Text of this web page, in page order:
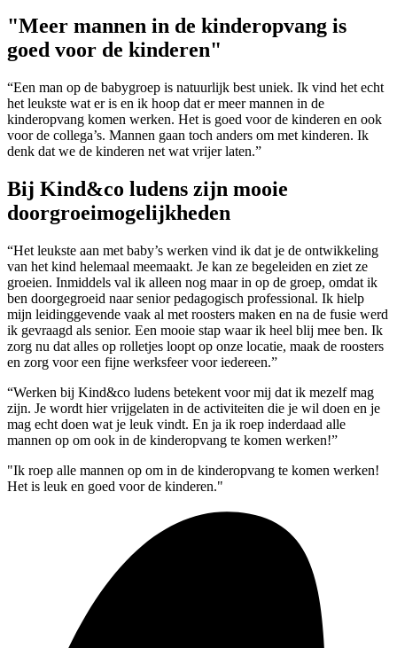
"Meer mannen in de kinderopvang is
goed voor de kinderen"
“Een man op de babygroep is natuurlijk best uniek. Ik vind het echt
het leukste wat er is en ik hoop dat er meer mannen in de
kinderopvang komen werken. Het is goed voor de kinderen en ook
voor de collega’s. Mannen gaan toch anders om met kinderen. Ik
denk dat we de kinderen net wat vrijer laten.”
Bij Kind&co ludens zijn mooie
doorgroeimogelijkheden
“Het leukste aan met baby’s werken vind ik dat je de ontwikkeling
van het kind helemaal meemaakt. Je kan ze begeleiden en ziet ze
groeien. Inmiddels val ik alleen nog maar in op de groep, omdat ik
ben doorgegroeid naar senior pedagogisch professional. Ik hielp
mijn leidinggevende vaak al met roosters maken en na de fusie werd
ik gevraagd als senior. Een mooie stap waar ik heel blij mee ben. Ik
zorg nu dat alles op rolletjes loopt op onze locatie, maak de roosters
en zorg voor een fijne werksfeer voor iedereen.”
“Werken bij Kind&co ludens betekent voor mij dat ik mezelf mag
zijn. Je wordt hier vrijgelaten in de activiteiten die je wil doen en je
mag echt doen wat je leuk vindt. En ja ik roep inderdaad alle
mannen op om ook in de kinderopvang te komen werken!”
"Ik roep alle mannen op om in de kinderopvang te komen werken!
Het is leuk en goed voor de kinderen."